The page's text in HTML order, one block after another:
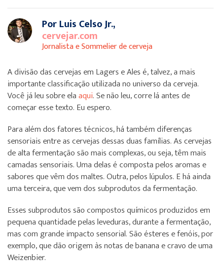
Por Luis Celso Jr.,
cervejar.com
Jornalista e Sommelier de cerveja
A divisão das cervejas em Lagers e Ales é, talvez, a mais
importante classificação utilizada no universo da cerveja.
Você já leu sobre elaaqui. Se não leu, corre lá antes de
começar esse texto. Eu espero.
Para além dos fatores técnicos, há também diferenças
sensoriais entre as cervejas dessas duas famílias. As cervejas
de alta fermentação são mais complexas, ou seja, têm mais
camadas sensoriais. Uma delas é composta pelos aromas e
sabores que vêm dos maltes. Outra, pelos lúpulos. E há ainda
uma terceira, que vem dos subprodutos da fermentação.
Esses subprodutos são compostos químicos produzidos em
pequena quantidade pelas leveduras, durante a fermentação,
mas com grande impacto sensorial. São ésteres e fenóis, por
exemplo, que dão origem às notas de banana e cravo de uma
Weizenbier.